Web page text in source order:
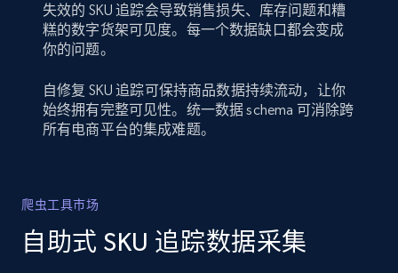
失效的 SKU 追踪会导致销售损失、库存问题和糟
糕的数字货架可见度。每一个数据缺口都会变成
你的问题。
自修复 SKU 追踪可保持商品数据持续流动，让你
始终拥有完整可见性。统一数据 schema 可消除跨
所有电商平台的集成难题。
爬虫工具市场
自助式 SKU 追踪数据采集